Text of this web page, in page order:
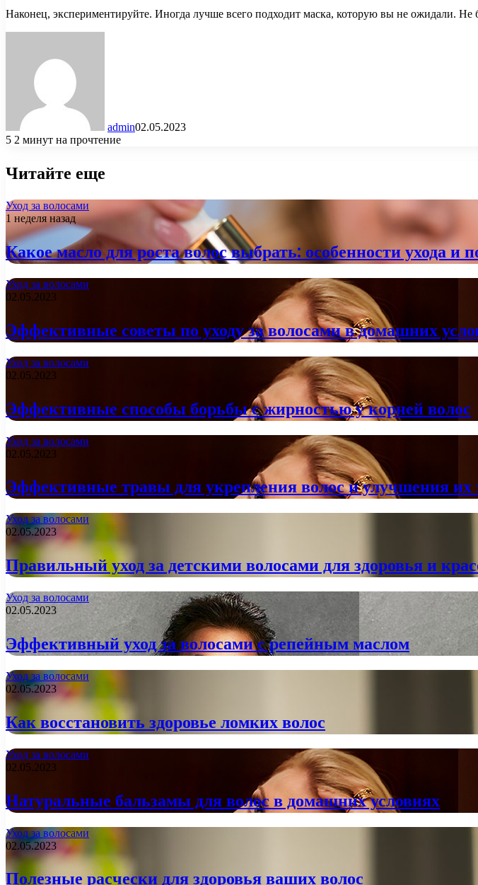
Наконец, экспериментируйте. Иногда лучше всего подходит маска, которую вы не ожидали. Не
admin02.05.2023
5 2 минут на прочтение
Читайте еще
Уход за волосами
1 неделя назад
Какое масло для роста волос выбрать: особенности ухода и
Уход за волосами
02.05.2023
Эффективные советы по уходу за волосами в домашних
Уход за волосами
02.05.2023
Эффективные способы борьбы с жирностью у корней волос
Уход за волосами
02.05.2023
Эффективные травы для укрепления волос и улучшения их
Уход за волосами
02.05.2023
Правильный уход за детскими волосами для здоровья и
Уход за волосами
02.05.2023
Эффективный уход за волосами с репейным маслом
Уход за волосами
02.05.2023
Как восстановить здоровье ломких волос
Уход за волосами
02.05.2023
Натуральные бальзамы для волос в домашних условиях
Уход за волосами
02.05.2023
Полезные расчески для здоровья ваших волос